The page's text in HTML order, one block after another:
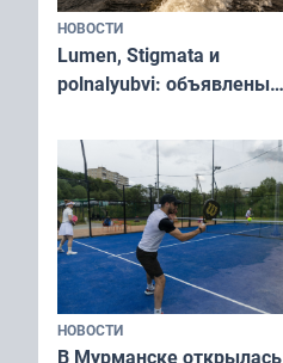
НОВОСТИ
Lumen, Stigmata и
polnalyubvi: объявлены
«Имандра» в 2026 года
НОВОСТИ
В Мурманске открылась